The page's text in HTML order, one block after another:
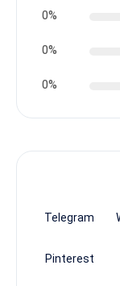
0%
0%
0%
Telegram
Pinterest